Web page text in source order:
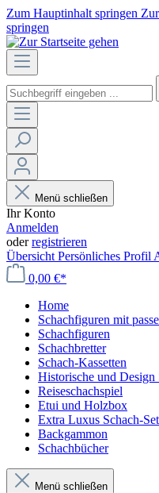
Zum Hauptinhalt springen
springen
Menü schließen
Ihr Konto
Anmelden
oderregistrieren
Übersicht Persönliches Profil
0,00 €*
Home
Schachfiguren mit
Schachfiguren
Schachbretter
Schach-Kassetten
Historische und Design
Reiseschachspiel
Etui und Holzbox
Extra Luxus Schach-
Backgammon
Schachbücher
Menü schließen